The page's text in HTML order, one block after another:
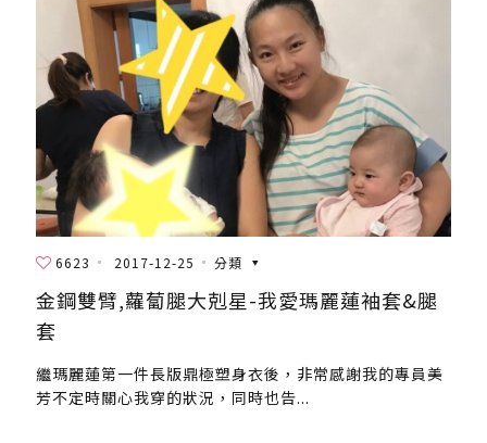
6623 2017-12-25 分類
金鋼雙臂,蘿蔔腿大剋星-我愛瑪麗蓮袖套&腿
套
繼瑪麗蓮第一件長版鼎極塑身衣後，非常感謝我的專員美
芳不定時關心我穿的狀況，同時也告...